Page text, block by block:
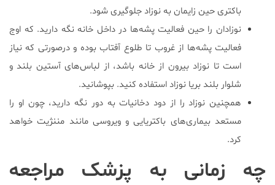
باکتری حین زایمان به نوزاد جلوگیری شود.
نوزادان را حین فعالیت پشه‌ها در داخل خانه نگه دارید. که اوج
فعالیت پشه‌ها از غروب تا طلوع آفتاب بوده و درصورتی که نیاز
است تا نوزاد بیرون از خانه باشد، از لباس‌های آستین بلند و
‌شلوار بلند بریا نوزاد استفاده کنید. بپوشانید.
همچنین نوزاد را از دود دخانیات به دور نگه دارید، چون او را
مستعد بیماری‌های باکتریایی و ویروسی مانند مننژیت خواهد
کرد.
چه زمانی به پزشک مراجعه